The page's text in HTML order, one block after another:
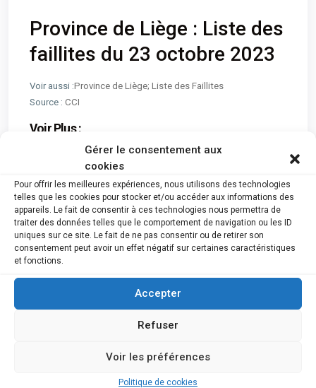
Gérer le consentement aux
cookies
Pour offrir les meilleures expériences, nous utilisons des technologies
telles que les cookies pour stocker et/ou accéder aux informations des
appareils. Le fait de consentir à ces technologies nous permettra de
traiter des données telles que le comportement de navigation ou les ID
uniques sur ce site. Le fait de ne pas consentir ou de retirer son
consentement peut avoir un effet négatif sur certaines caractéristiques
et fonctions.
Accepter
Refuser
Voir les préférences
Politique de cookies
Province de Liège : Liste des
faillites du 23 octobre 2023
Voir aussi :Province de Liège; Liste des Faillites
Source : CCI
Voir Plus :
Mithra SA est mise en
faillite 19 personnes
annoncées cette
semaine en province
de Namur et dans la